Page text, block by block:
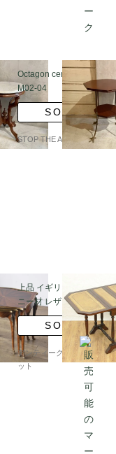
Octagon center table/T
M02-04
SOLD
STOP THE ALARM
上品 イギリス製 マホガ
ニー材 レザートップ 革
張り サザーランドテー
ブル サイドテーブル 伸
長式 コンパクト 機能的
トラディショナル
SOLD
アンティークブルーパロ
ット